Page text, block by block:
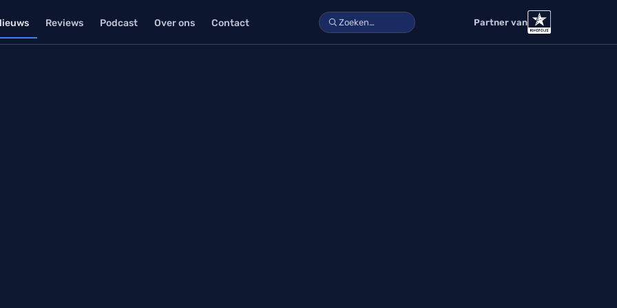
Reviews Podcast Over ons Contact Partner van